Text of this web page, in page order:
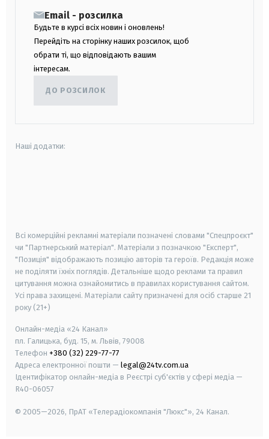
Email - розсилка
Будьте в курсі всіх новин і оновлень!
Перейдіть на сторінку наших розсилок, щоб
обрати ті, що відповідають вашим
інтересам.
ДО РОЗСИЛОК
Наші додатки:
Всі комерційні рекламні матеріали позначені словами "Спецпроєкт"
чи "Партнерський матеріал". Матеріали з позначкою "Експерт",
"Позиція" відображають позицію авторів та героїв. Редакція може
не поділяти їхніх поглядів. Детальніше щодо реклами та правил
цитування можна ознайомитись в правилах користування сайтом.
Усі права захищені. Матеріали сайту призначені для осіб старше 21
року (21+)
Онлайн-медіа «24 Канал»
пл. Галицька, буд. 15, м. Львів, 79008
Телефон +380 (32) 229-77-77
Адреса електронної пошти — legal@24tv.com.ua
Ідентифікатор онлайн-медіа в Реєстрі суб'єктів у сфері медіа —
R40-06057
© 2005—2026, ПрАТ «Телерадіокомпанія "Люкс"», 24 Канал.